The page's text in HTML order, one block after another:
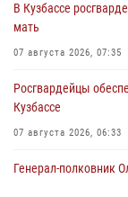
В Кузбассе
мать
07 августа 2026, 07:35
Росгвардейцы
Кузбассе
07 августа 2026, 06:33
Генерал-полковник